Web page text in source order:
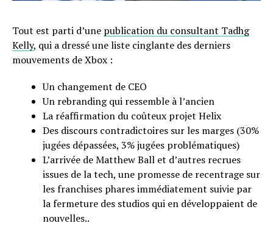
Tout est parti d’une publication du consultant Tadhg
Kelly, qui a dressé une liste cinglante des derniers
mouvements de Xbox :
Un changement de CEO
Un rebranding qui ressemble à l’ancien
La réaffirmation du coûteux projet Helix
Des discours contradictoires sur les marges (30%
jugées dépassées, 3% jugées problématiques)
L’arrivée de Matthew Ball et d’autres recrues
issues de la tech, une promesse de recentrage sur
les franchises phares immédiatement suivie par
la fermeture des studios qui en développaient de
nouvelles..